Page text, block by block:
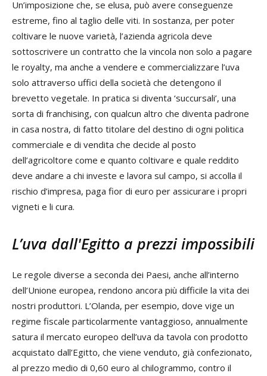
Un’imposizione che, se elusa, può avere conseguenze
estreme, fino al taglio delle viti. In sostanza, per poter
coltivare le nuove varietà, l’azienda agricola deve
sottoscrivere un contratto che la vincola non solo a pagare
le royalty, ma anche a vendere e commercializzare l’uva
solo attraverso uffici della società che detengono il
brevetto vegetale. In pratica si diventa ‘succursali’, una
sorta di franchising, con qualcun altro che diventa padrone
in casa nostra, di fatto titolare del destino di ogni politica
commerciale e di vendita che decide al posto
dell’agricoltore come e quanto coltivare e quale reddito
deve andare a chi investe e lavora sul campo, si accolla il
rischio d’impresa, paga fior di euro per assicurare i propri
vigneti e li cura.
L’uva dall'Egitto a prezzi impossibili
Le regole diverse a seconda dei Paesi, anche all’interno
dell’Unione europea, rendono ancora più difficile la vita dei
nostri produttori. L’Olanda, per esempio, dove vige un
regime fiscale particolarmente vantaggioso, annualmente
satura il mercato europeo dell’uva da tavola con prodotto
acquistato dall’Egitto, che viene venduto, già confezionato,
al prezzo medio di 0,60 euro al chilogrammo, contro il